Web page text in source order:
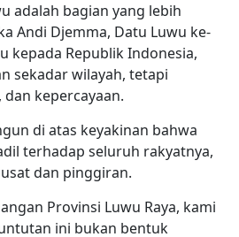
adalah bagian yang lebih
Andi Djemma, Datu Luwu ke-
kepada Republik Indonesia,
sekadar wilayah, tetapi
kepercayaan.
di atas keyakinan bahwa
terhadap seluruh rakyatnya,
dan pinggiran.
Provinsi Luwu Raya, kami
ini bukan bentuk